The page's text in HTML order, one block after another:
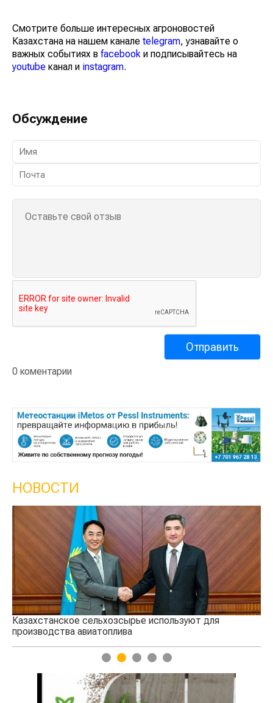
Смотрите больше интересных агроновостей
Казахстана на нашем канале telegram, узнавайте о
важных событиях в facebook и подписывайтесь на
youtube канал и instagram.
Обсуждение
0 коментарии
НОВОСТИ
Казахстанское сельхозсырье используют для
производства авиатоплива
1 2 3 4 5